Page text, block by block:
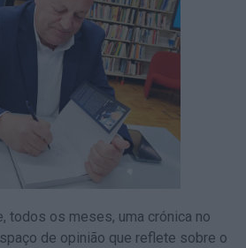
todos os meses, uma crónica no
de opinião que reflete sobre o